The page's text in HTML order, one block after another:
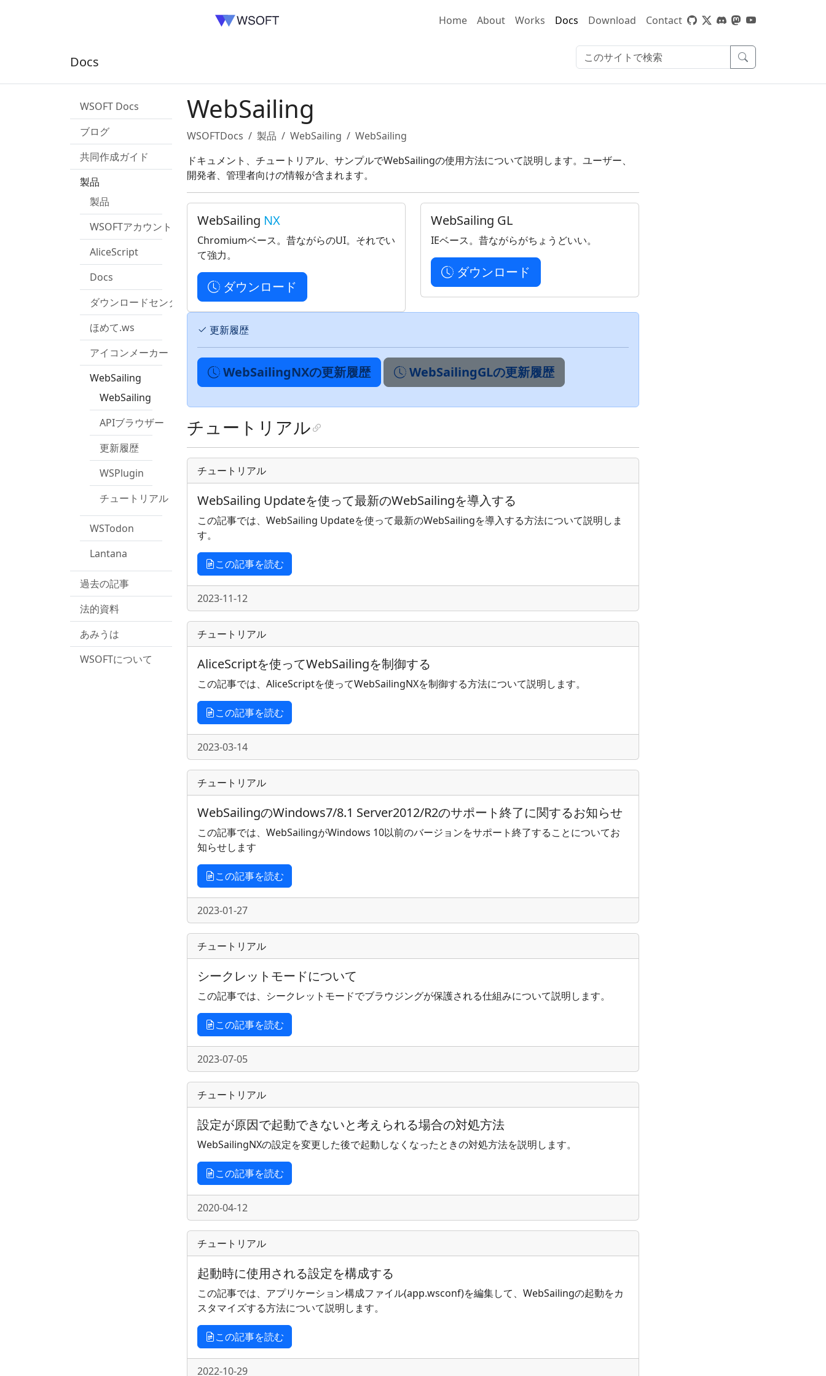
Home About Works Docs Download Contact
Docs
WSOFT Docs
ブログ
共同作成ガイド
製品
製品
WSOFTアカウント
AliceScript
Docs
ダウンロードセンター
ほめて.ws
アイコンメーカー
WebSailing
WebSailing
APIブラウザー
更新履歴
WSPlugin
チュートリアル
WSTodon
Lantana
過去の記事
法的資料
あみうは
WSOFTについて
WebSailing
WSOFTDocs 製品 WebSailing
WebSailing
ドキュメント、チュートリアル、サンプルでWebSailingの使用方法について説明します。ユーザー、
開発者、管理者向けの情報が含まれます。
WebSailing NX
Chromiumベース。昔ながらのUI。それでい
て強力。
ダウンロード
WebSailing GL
IEベース。昔ながらがちょうどいい。
ダウンロード
更新履歴
WebSailingNXの更新履歴 WebSailingGLの更新履歴
チュートリアル
チュートリアル
WebSailing Updateを使って最新のWebSailingを導入する
この記事では、WebSailing Updateを使って最新のWebSailingを導入する方法について説明しま
す。
この記事を読む
2023-11-12
チュートリアル
AliceScriptを使ってWebSailingを制御する
この記事では、AliceScriptを使ってWebSailingNXを制御する方法について説明します。
この記事を読む
2023-03-14
チュートリアル
WebSailingのWindows7/8.1 Server2012/R2のサポート終了に関するお知らせ
この記事では、WebSailingがWindows 10以前のバージョンをサポート終了することについてお
知らせします
この記事を読む
2023-01-27
チュートリアル
シークレットモードについて
この記事では、シークレットモードでブラウジングが保護される仕組みについて説明します。
この記事を読む
2023-07-05
チュートリアル
設定が原因で起動できないと考えられる場合の対処方法
WebSailingNXの設定を変更した後で起動しなくなったときの対処方法を説明します。
この記事を読む
2020-04-12
チュートリアル
起動時に使用される設定を構成する
この記事では、アプリケーション構成ファイル(app.wsconf)を編集して、WebSailingの起動をカ
スタマイズする方法について説明します。
この記事を読む
2022-10-29